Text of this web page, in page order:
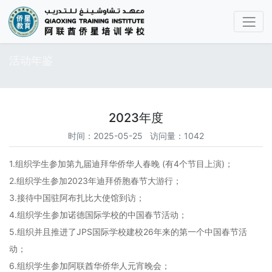
2023年度
时间：2025-05-25 访问量：1042
1.组织学生参加第九届迪拜华侨华人春晚 (有4个节目上演)；
2.组织学生参加2023年迪拜侨胞春节大游行；
3.接待中国驻阿布扎比大使馆到访；
4.组织学生参加诺德国际学校的中国春节活动；
5.组织并且推进了JPS国际学校建校26年来的第一个中国春节活
动；
6.组织学生参加阿联酋华侨华人元宵晚会；